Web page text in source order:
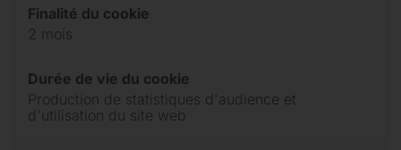
Finalité du cookie
2 mois
Durée de vie du cookie
Production de statistiques d'audience et
d'utilisation du site web